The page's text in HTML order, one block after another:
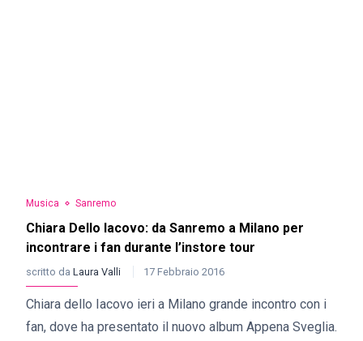
Musica Sanremo
Chiara Dello Iacovo: da Sanremo a Milano per
incontrare i fan durante l’instore tour
scritto da Laura Valli 17 Febbraio 2016
Chiara dello Iacovo ieri a Milano grande incontro con i
fan, dove ha presentato il nuovo album Appena Sveglia.